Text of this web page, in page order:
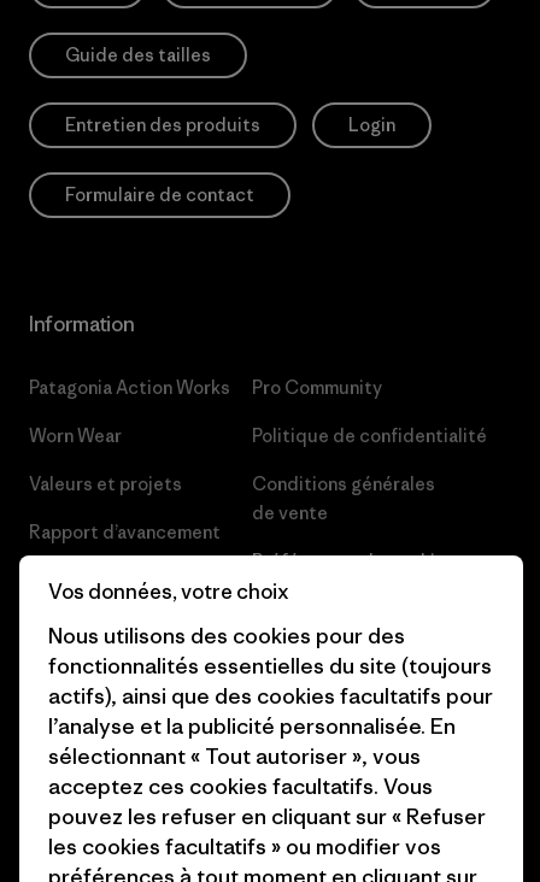
Guide des tailles
Entretien des produits Login
Formulaire de contact
Information
Patagonia Action Works
Worn Wear
Valeurs et projets
Rapport d’avancement
Business Unusual
Objectifs climatiques
1% For The Planet
Comment nous finançons
Nos magasins
Pro Community
Politique de confidentialité
Conditions générales
de vente
Préférences de cookie
Presse et media
Industry program
Programme d’affiliation
Patagonia France Plan du site
Vos données, votre choix
Nous utilisons des cookies pour des
fonctionnalités essentielles du site (toujours
actifs), ainsi que des cookies facultatifs pour
l’analyse et la publicité personnalisée. En
sélectionnant « Tout autoriser », vous
acceptez ces cookies facultatifs. Vous
pouvez les refuser en cliquant sur « Refuser
les cookies facultatifs » ou modifier vos